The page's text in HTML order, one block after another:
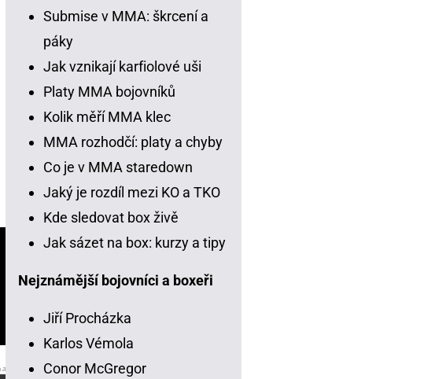
Submise v MMA: škrcení a
páky
Jak vznikají karfiolové uši
Platy MMA bojovníků
Kolik měří MMA klec
MMA rozhodčí: platy a chyby
Co je v MMA staredown
Jaký je rozdíl mezi KO a TKO
Kde sledovat box živě
Jak sázet na box: kurzy a tipy
Nejznámější bojovníci a boxeři
Jiří Procházka
Karlos Vémola
Conor McGregor